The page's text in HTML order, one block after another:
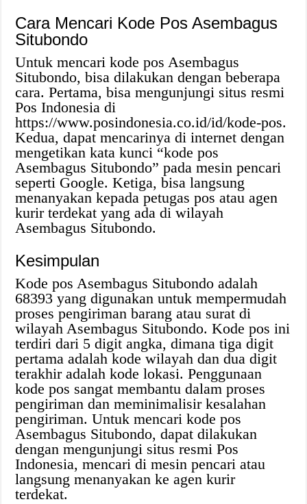
Cara Mencari Kode Pos Asembagus
Situbondo
Untuk mencari kode pos Asembagus
Situbondo, bisa dilakukan dengan beberapa
cara. Pertama, bisa mengunjungi situs resmi
Pos Indonesia di
https://www.posindonesia.co.id/id/kode-pos.
Kedua, dapat mencarinya di internet dengan
mengetikan kata kunci “kode pos
Asembagus Situbondo” pada mesin pencari
seperti Google. Ketiga, bisa langsung
menanyakan kepada petugas pos atau agen
kurir terdekat yang ada di wilayah
Asembagus Situbondo.
Kesimpulan
Kode pos Asembagus Situbondo adalah
68393 yang digunakan untuk mempermudah
proses pengiriman barang atau surat di
wilayah Asembagus Situbondo. Kode pos ini
terdiri dari 5 digit angka, dimana tiga digit
pertama adalah kode wilayah dan dua digit
terakhir adalah kode lokasi. Penggunaan
kode pos sangat membantu dalam proses
pengiriman dan meminimalisir kesalahan
pengiriman. Untuk mencari kode pos
Asembagus Situbondo, dapat dilakukan
dengan mengunjungi situs resmi Pos
Indonesia, mencari di mesin pencari atau
langsung menanyakan ke agen kurir
terdekat.